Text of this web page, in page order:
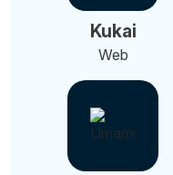
Kukai
Web